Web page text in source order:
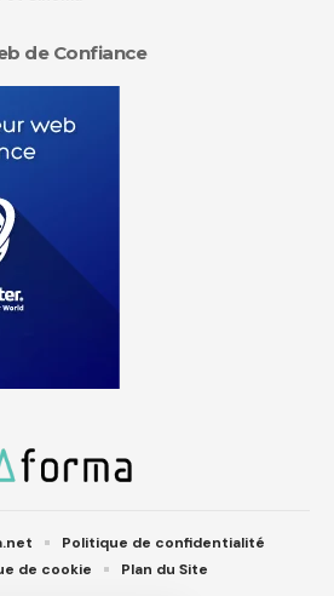
de Confiance
Politique de confidentialité
de cookie
Plan du Site